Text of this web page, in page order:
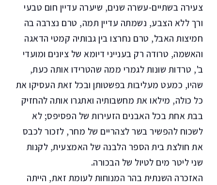
צעירה בשתיים-עשרה שנים, שיערה עדיין חום טבעי
ורך ללא הצבע, נשמתה עדיין תמה, טרם נצרבה בה
חמיצות האבל, טרם נחרצו בין גבותיה קמטי הדאגה
והאשמה, טרודה רק בענייני דיומא של ציונים ומועדי
ב', טרדות שונות לגמרי ממה שהטרידו אותה כעת,
שהיו, כמעט מעליבות בפשטותן ובכל זאת העסיקו את
כל כולה, מילאו את מחשבותיה ואתגרו אותה להחזיק
בבת אחת בכל האבנים הזעירות של הפסיפס; לא
לשכוח להפשיר בשר לצהריים של מחר, לזכור לכבס
את חולצת בית הספר הלבנה של האמצעית, לקנות
שני ליטר מים לטיול של הבכורה.
האזכרה השנתית בהר המנוחות לעומת זאת, הייתה